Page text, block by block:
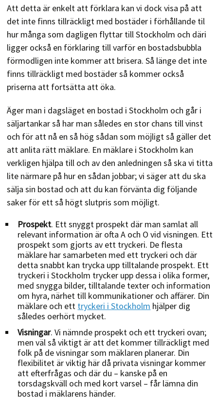
Att detta är enkelt att förklara kan vi dock visa på att
det inte finns tillräckligt med bostäder i förhållande til
hur många som dagligen flyttar till Stockholm och däri
ligger också en förklaring till varför en bostadsbubbla
förmodligen inte kommer att brisera. Så länge det inte
finns tillräckligt med bostäder så kommer också
priserna att fortsätta att öka.
Äger man i dagsläget en bostad i Stockholm och går i
säljartankar så har man således en stor chans till vinst
och för att nå en så hög sådan som möjligt så gäller det
att anlita rätt mäklare. En mäklare i Stockholm kan
verkligen hjälpa till och av den anledningen så ska vi titta
lite närmare på hur en sådan jobbar; vi säger att du ska
sälja sin bostad och att du kan förvänta dig följande
saker för ett så högt slutpris som möjligt.
Prospekt. Ett snyggt prospekt där man samlat all
relevant information är ofta A och O vid visningen. Ett
prospekt som gjorts av ett tryckeri. De flesta
mäklare har samarbeten med ett tryckeri och där
detta snabbt kan trycka upp tilltalande prospekt. Ett
tryckeri i Stockholm trycker upp dessa i olika former,
med snygga bilder, tilltalande texter och information
om hyra, närhet till kommunikationer och affärer. Din
mäklare och ett tryckeri i Stockholm hjälper dig
således oerhört mycket.
Visningar. Vi nämnde prospekt och ett tryckeri ovan;
men väl så viktigt är att det kommer tillräckligt med
folk på de visningar som mäklaren planerar. Din
flexibilitet är viktig här då privata visningar kommer
att efterfrågas och där du – kanske på en
torsdagskväll och med kort varsel – får lämna din
bostad i mäklarens händer.